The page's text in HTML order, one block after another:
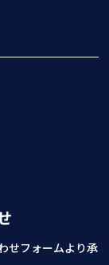
せフォームより承